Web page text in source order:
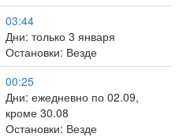
03:44
Дни: только 3 января
Остановки: Везде
00:25
Дни: ежедневно по 02.09,
кроме 30.08
Остановки: Везде